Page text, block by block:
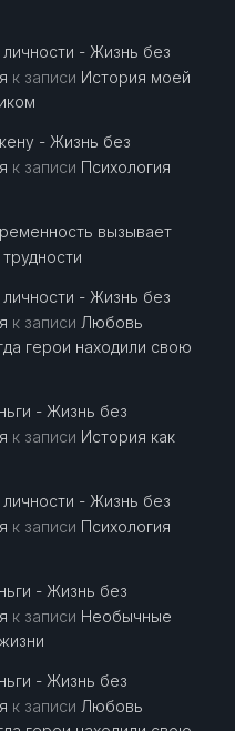
- Жизнь без
к записи История моей
- Жизнь без
к записи Психология
вызывает
- Жизнь без
к записи Любовь
герои находили свою
- Жизнь без
к записи История как
- Жизнь без
к записи Психология
- Жизнь без
к записи Необычные
- Жизнь без
к записи Любовь